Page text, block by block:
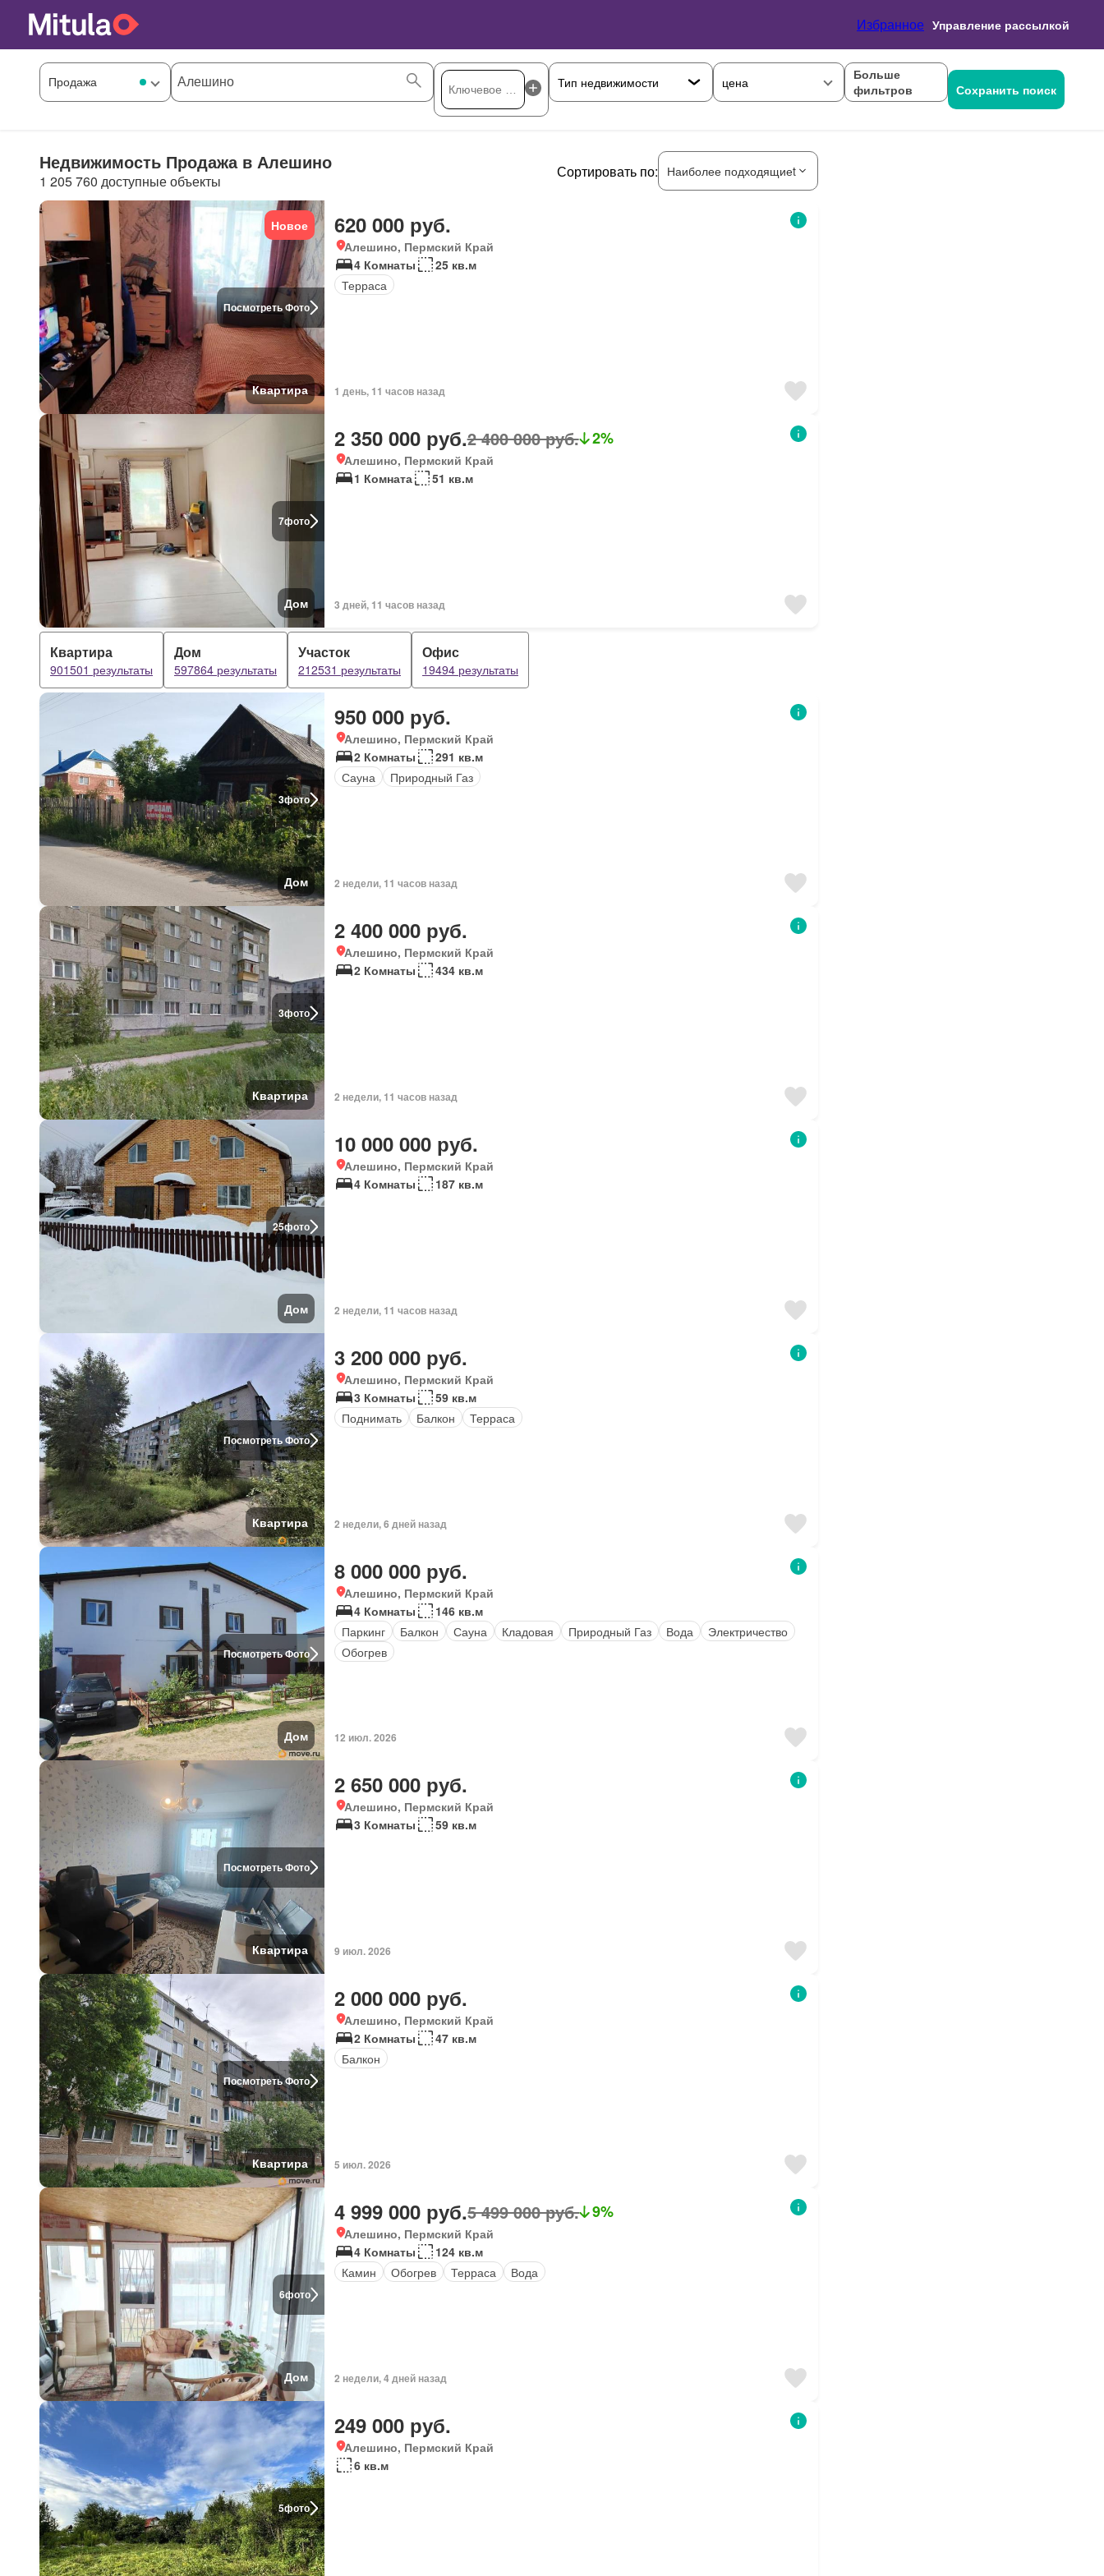
Избранное Управление рассылкой
цена
Больше
фильтров
Сохранить поиск
Недвижимость Продажа в Алешино
1 205 760 доступные объекты
Сортировать по: Наиболее подходящиеt
Посмотреть Фото
Новое
Квартира
620 000 руб.
Алешино, Пермский Край
4 Комнаты
25 кв.м
Терраса
1 день, 11 часов назад
7фото
Дом
2 350 000 руб.2 400 000 руб. 2%
Алешино, Пермский Край
1 Комната
51 кв.м
3 дней, 11 часов назад
Квартира
901501 результаты
Дом
597864 результаты
Участок
212531 результаты
Офис
19494 результаты
3фото
Дом
950 000 руб.
Алешино, Пермский Край
2 Комнаты
291 кв.м
Сауна
Природный Газ
2 недели, 11 часов назад
3фото
Квартира
2 400 000 руб.
Алешино, Пермский Край
2 Комнаты
434 кв.м
2 недели, 11 часов назад
25фото
Дом
10 000 000 руб.
Алешино, Пермский Край
4 Комнаты
187 кв.м
2 недели, 11 часов назад
Посмотреть Фото
Квартира
3 200 000 руб.
Алешино, Пермский Край
3 Комнаты
59 кв.м
Поднимать
Балкон Терраса
2 недели, 6 дней назад
Посмотреть Фото
Дом
8 000 000 руб.
Алешино, Пермский Край
4 Комнаты
146 кв.м
Паркинг
Балкон Сауна Кладовая Природный Газ Вода
Электричество
Обогрев
12 июл. 2026
Посмотреть Фото
Квартира
2 650 000 руб.
Алешино, Пермский Край
3 Комнаты
59 кв.м
9 июл. 2026
Посмотреть Фото
Квартира
2 000 000 руб.
Алешино, Пермский Край
2 Комнаты
47 кв.м
Балкон
5 июл. 2026
6фото
Дом
4 999 000 руб.5 499 000 руб. 9%
Алешино, Пермский Край
4 Комнаты
124 кв.м
Камин
Обогрев Терраса Вода
2 недели, 4 дней назад
5фото
249 000 руб.
Алешино, Пермский Край
6 кв.м